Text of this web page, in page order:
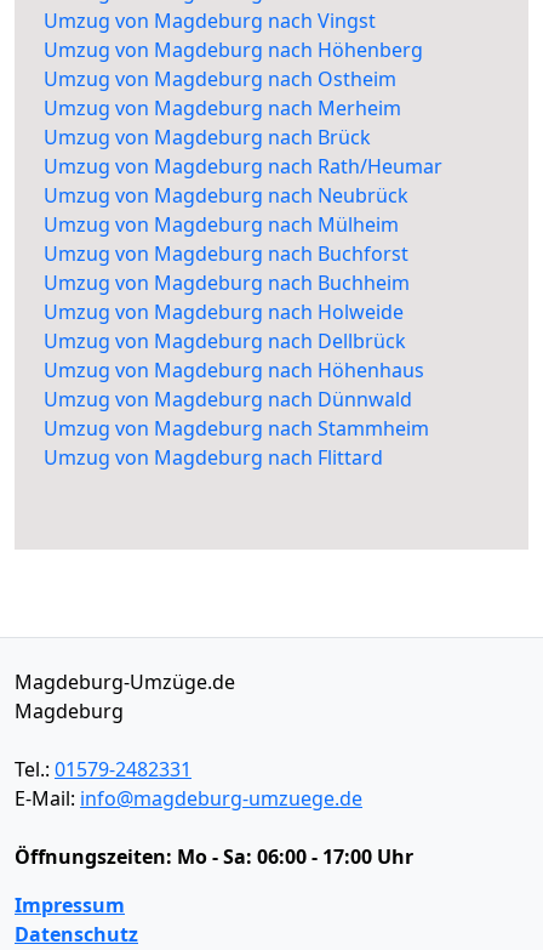
Umzug von Magdeburg nach Vingst
Umzug von Magdeburg nach Höhenberg
Umzug von Magdeburg nach Ostheim
Umzug von Magdeburg nach Merheim
Umzug von Magdeburg nach Brück
Umzug von Magdeburg nach Rath/Heumar
Umzug von Magdeburg nach Neubrück
Umzug von Magdeburg nach Mülheim
Umzug von Magdeburg nach Buchforst
Umzug von Magdeburg nach Buchheim
Umzug von Magdeburg nach Holweide
Umzug von Magdeburg nach Dellbrück
Umzug von Magdeburg nach Höhenhaus
Umzug von Magdeburg nach Dünnwald
Umzug von Magdeburg nach Stammheim
Umzug von Magdeburg nach Flittard
Magdeburg-Umzüge.de
Magdeburg
Tel.: 01579-2482331
E-Mail: info@magdeburg-umzuege.de
Öffnungszeiten: Mo - Sa: 06:00 - 17:00 Uhr
Impressum
Datenschutz